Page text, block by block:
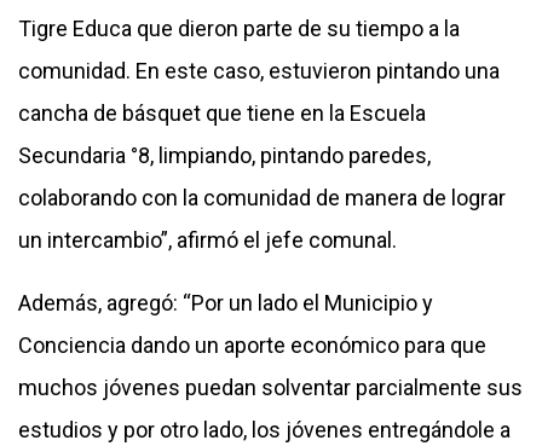
Tigre Educa que dieron parte de su tiempo a la
comunidad. En este caso, estuvieron pintando una
cancha de básquet que tiene en la Escuela
Secundaria °8, limpiando, pintando paredes,
colaborando con la comunidad de manera de lograr
un intercambio”, afirmó el jefe comunal.
Además, agregó: “Por un lado el Municipio y
Conciencia dando un aporte económico para que
muchos jóvenes puedan solventar parcialmente sus
estudios y por otro lado, los jóvenes entregándole a